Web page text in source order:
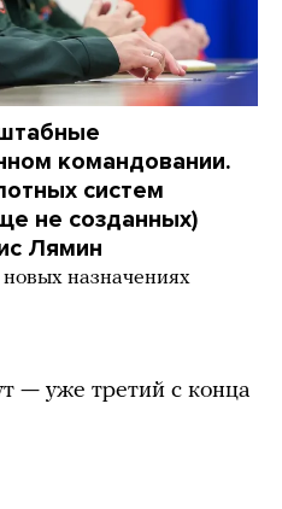
командовании.
систем
не созданных)
Лямин
назначениях
— уже третий с конца